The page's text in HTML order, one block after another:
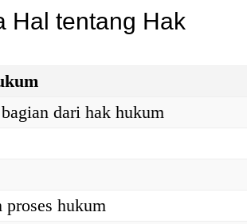
Hal tentang Hak
dari hak hukum
proses hukum